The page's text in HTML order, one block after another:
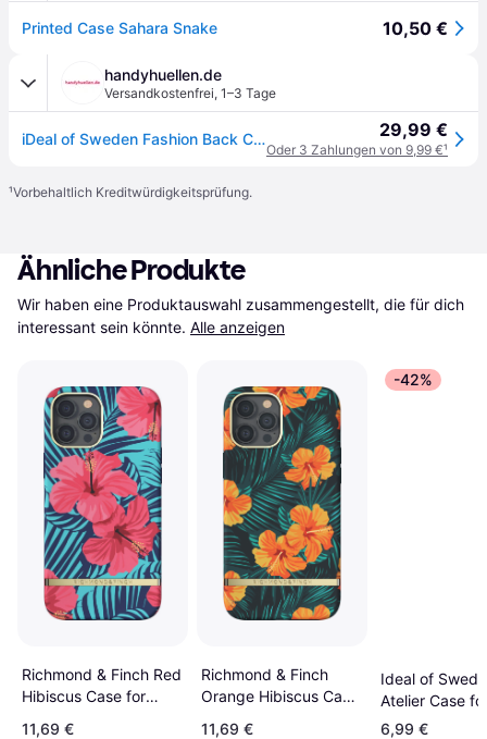
Printed Case Sahara Snake 10,50 €
handyhuellen.de
Versandkostenfrei, 1–3 Tage
iDeal of Sweden Fashion Back Case für das Apple iPhone 12 Pro Max - Port Laurent Marble 29,99 €
Oder 3 Zahlungen von 9,99 €¹
¹Vorbehaltlich Kreditwürdigkeitsprüfung.
Ähnliche Produkte
Wir haben eine Produktauswahl zusammengestellt, die für dich
interessant sein könnte. Alle anzeigen
Richmond & Finch Red
Hibiscus Case for
11,69 €
Richmond & Finch
Orange Hibiscus Case
11,69 €
-42%
Ideal of
Atelier Case
12 Pro Max
6,99 €